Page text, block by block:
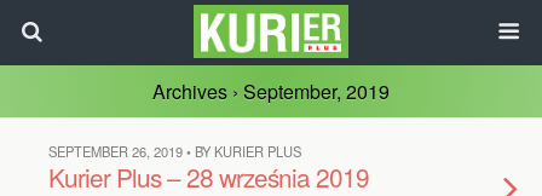
Archives › September, 2019
SEPTEMBER 26, 2019 • BY KURIER PLUS
Kurier Plus – 28 września 2019